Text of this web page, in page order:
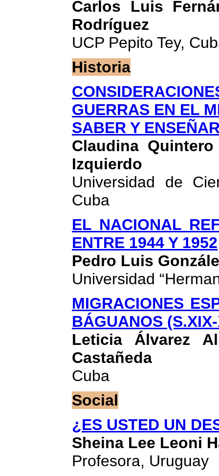
Carlos Luis
Rodríguez
UCP Pepito Tey,
Historia
GUERRAS EN EL
SABER Y
Claudina
Izquierdo
Universidad de
Cuba
EL NACIONAL
ENTRE 1944 Y 1952
Pedro Luis
Universidad
MIGRACIONES
BÁGUANOS
Leticia Álvarez
Castañeda
Cuba
Social
¿ES USTED UN
Sheina Lee Leoni
Profesora, Uruguay